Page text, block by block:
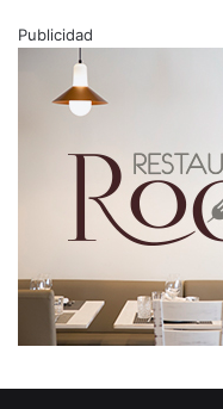
Publicidad